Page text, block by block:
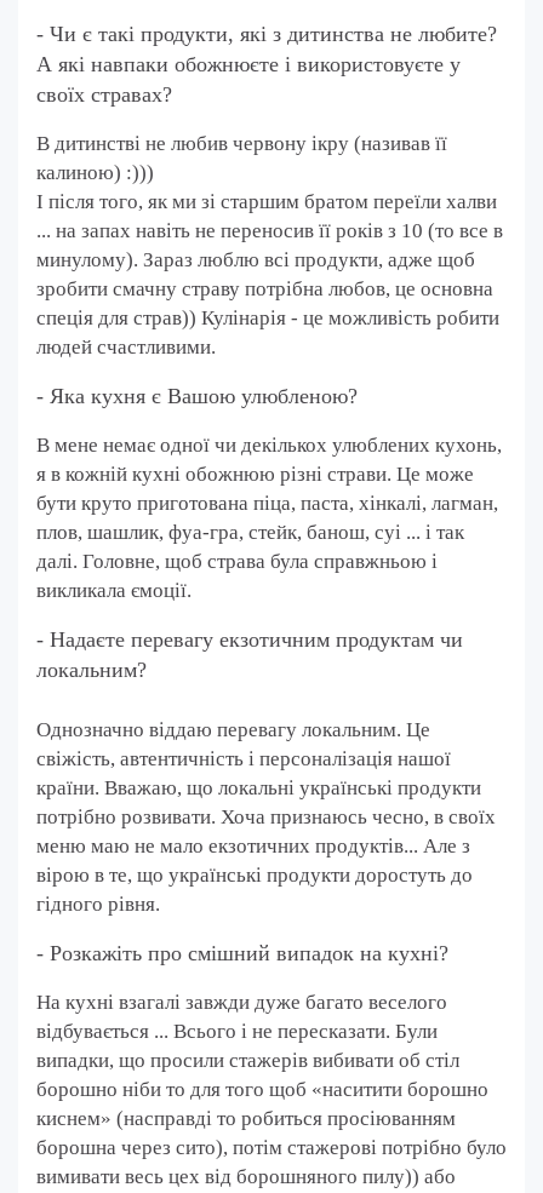
- Чи є такі продукти, які з дитинства не любите?
А які навпаки обожнюєте і використовуєте у
своїх стравах?
В дитинстві не любив червону ікру (називав її
калиною) :)))
І після того, як ми зі старшим братом переїли халви
... на запах навіть не переносив її років з 10 (то все в
минулому). Зараз люблю всі продукти, адже щоб
зробити смачну страву потрібна любов, це основна
спеція для страв)) Кулінарія - це можливість робити
людей счастливими.
- Яка кухня є Вашою улюбленою?
В мене немає одної чи декількох улюблених кухонь,
я в кожній кухні обожнюю різні страви. Це може
бути круто приготована піца, паста, хінкалі, лагман,
плов, шашлик, фуа-гра, стейк, банош, суі ... і так
далі. Головне, щоб страва була справжньою і
викликала ємоції.
- Надаєте перевагу екзотичним продуктам чи
локальним?
Однозначно віддаю перевагу локальним. Це
свіжість, автентичність і персоналізація нашої
країни. Вважаю, що локальні українські продукти
потрібно розвивати. Хоча признаюсь чесно, в своїх
меню маю не мало екзотичних продуктів... Але з
вірою в те, що українські продукти доростуть до
гідного рівня.
- Розкажіть про смішний випадок на кухні?
На кухні взагалі завжди дуже багато веселого
відбувається ... Всього і не пересказати. Були
випадки, що просили стажерів вибивати об стіл
борошно ніби то для того щоб «наситити борошно
киснем» (насправді то робиться просіюванням
борошна через сито), потім стажерові потрібно було
вимивати весь цех від борошняного пилу)) або